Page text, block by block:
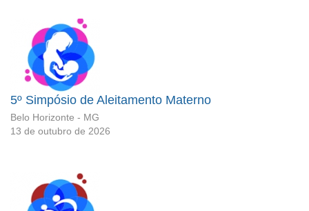
5º Simpósio de Aleitamento Materno
Belo Horizonte - MG
13 de outubro de 2026